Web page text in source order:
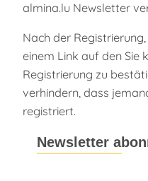
almina.lu Newsletter
Nach der
einem Link auf den Sie
Registrierung zu
verhindern, dass
registriert.
Newsletter